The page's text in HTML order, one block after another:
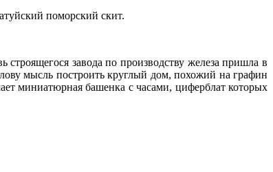
поморский скит.
завода по производству железа пришла в
мысль построить круглый дом, похожий на графин
миниатюрная башенка с часами, циферблат которых